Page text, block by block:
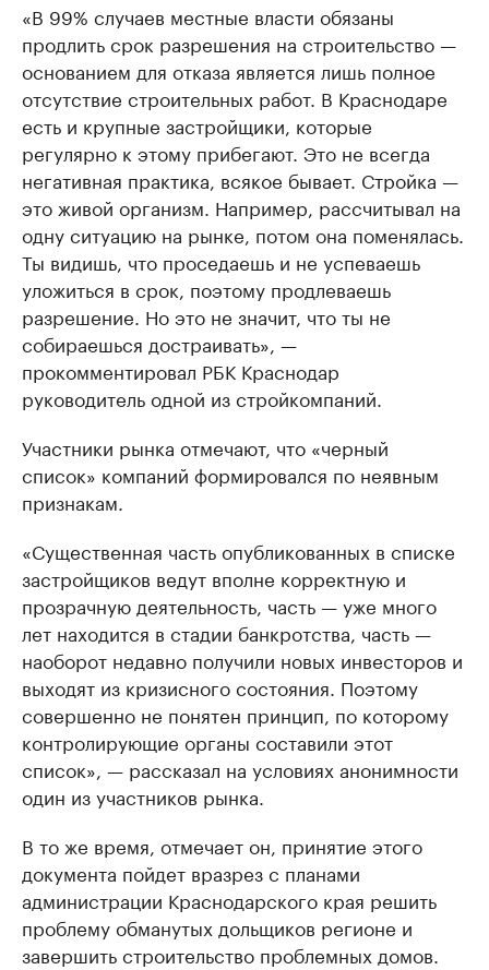
«В 99% случаев местные власти обязаны
продлить срок разрешения на строительство —
основанием для отказа является лишь полное
отсутствие строительных работ. В Краснодаре
есть и крупные застройщики, которые
регулярно к этому прибегают. Это не всегда
негативная практика, всякое бывает. Стройка —
это живой организм. Например, рассчитывал на
одну ситуацию на рынке, потом она поменялась.
Ты видишь, что проседаешь и не успеваешь
уложиться в срок, поэтому продлеваешь
разрешение. Но это не значит, что ты не
собираешься достраивать», —
прокомментировал РБК Краснодар
руководитель одной из стройкомпаний.
Участники рынка отмечают, что «черный
список» компаний формировался по неявным
признакам.
«Существенная часть опубликованных в списке
застройщиков ведут вполне корректную и
прозрачную деятельность, часть — уже много
лет находится в стадии банкротства, часть —
наоборот недавно получили новых инвесторов и
выходят из кризисного состояния. Поэтому
совершенно не понятен принцип, по которому
контролирующие органы составили этот
список», — рассказал на условиях анонимности
один из участников рынка.
В то же время, отмечает он, принятие этого
документа пойдет вразрез с планами
администрации Краснодарского края решить
проблему обманутых дольщиков регионе и
завершить строительство проблемных домов.